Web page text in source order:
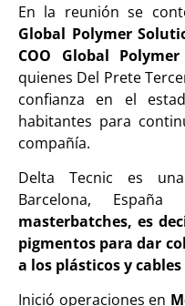
En la reunión se
Global Polymer
COO Global
quienes Del Prete
confianza en el
habitantes para
compañía.
Delta Tecnic es
Barcelona,
masterbatches, es
pigmentos para dar
a los plásticos y
Inició operaciones en